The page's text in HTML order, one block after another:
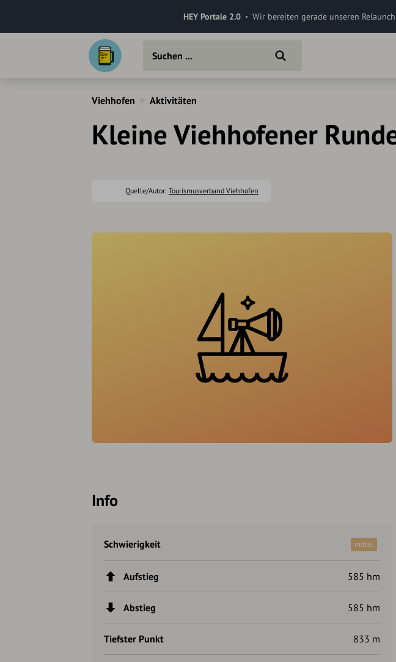
HEY Portale 2.0 Wir bereiten gerade unseren
Viehhofen Aktivitäten
Kleine Viehhofener
Quelle/Autor: Tourismusverband Viehhofen
Info
Schwierigkeit mittel
Aufstieg 585 hm
Abstieg 585 hm
Tiefster Punkt 833 m